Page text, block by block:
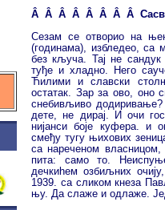
Â Â Â Â Â Â Â Â
Сезам се отворио на
(годинама), избледео, са
без кључа. Тај не
туђе и хладно. Него
Ћилими и славски
остатак. Зар за ово, оно
снeбивљиво
дете, не дирај. И очи
нијанси боје куфера. и
смеђу тугу њихових
са нареченом
пита: само то.
дечкиhем озбиљних
1939. са сликом кнеза
њу. Да слаже и одлаже.